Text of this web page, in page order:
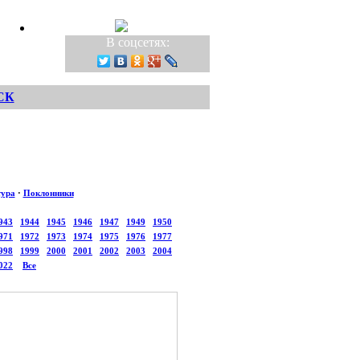
В соцсетях:
· Поклонники
1944 1945 1946 1947 1949
1950
1972 1973 1974 1975 1976
1977
1999 2000 2001 2002 2003
2004
Все